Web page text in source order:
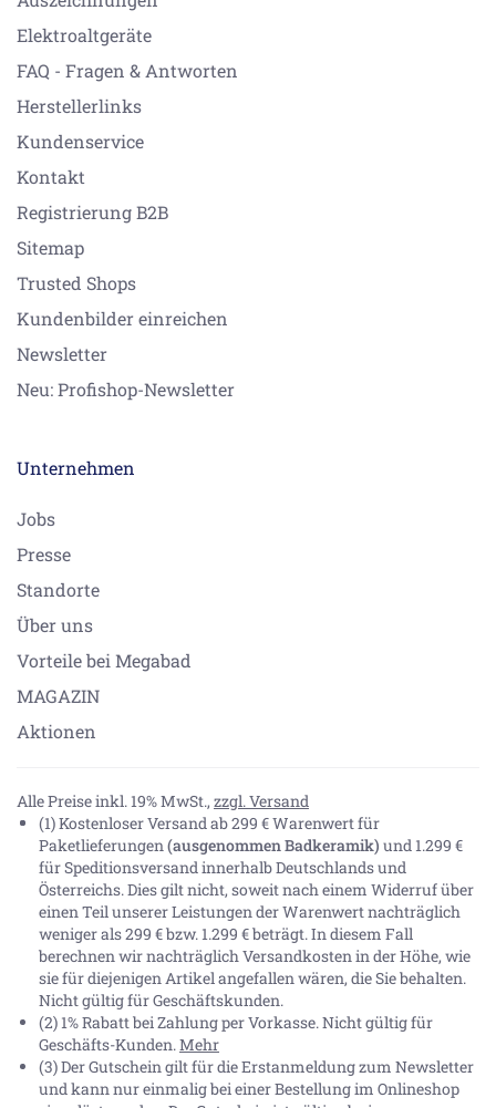
Elektroaltgeräte
FAQ - Fragen & Antworten
Herstellerlinks
Kundenservice
Kontakt
Registrierung B2B
Sitemap
Trusted Shops
Kundenbilder einreichen
Newsletter
Neu: Profishop-Newsletter
Unternehmen
Jobs
Presse
Standorte
Über uns
Vorteile bei Megabad
MAGAZIN
Aktionen
Alle Preise inkl. 19% MwSt., zzgl. Versand
(1) Kostenloser Versand ab 299 € Warenwert für
Paketlieferungen(ausgenommen Badkeramik) und 1.299 €
für Speditionsversand innerhalb Deutschlands und
Österreichs. Dies gilt nicht, soweit nach einem Widerruf über
einen Teil unserer Leistungen der Warenwert nachträglich
weniger als 299 € bzw. 1.299 € beträgt. In diesem Fall
berechnen wir nachträglich Versandkosten in der Höhe, wie
sie für diejenigen Artikel angefallen wären, die Sie behalten.
Nicht gültig für Geschäftskunden.
(2) 1% Rabatt bei Zahlung per Vorkasse. Nicht gültig für
Geschäfts-Kunden.Mehr
(3) Der Gutschein gilt für die Erstanmeldung zum Newsletter
und kann nur einmalig bei einer Bestellung im Onlineshop